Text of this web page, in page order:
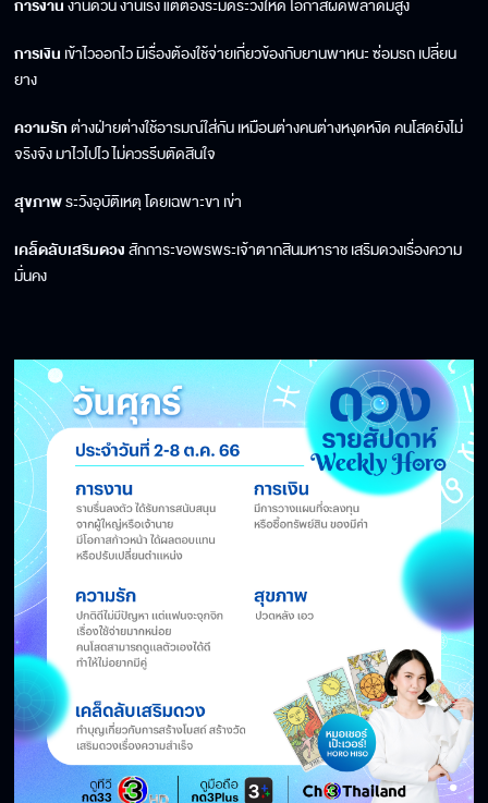
การงานงานด่วน งานเร่ง แต่ต้องระมัดระวังให้ดี โอกาสผิดพลาดมีสูง
การเงิน เข้าไวออกไว มีเรื่องต้องใช้จ่ายเกี่ยวข้องกับยานพาหนะ ซ่อมรถ เปลี่ยน
ยาง
ความรักต่างฝ่ายต่างใช้อารมณ์ใส่กัน เหมือนต่างคนต่างหงุดหงิด คนโสดยังไม่
จริงจัง มาไวไปไว ไม่ควรรีบตัดสินใจ
สุขภาพระวังอุบัติเหตุ โดยเฉพาะขา เข่า
เคล็ดลับเสริมดวงสักการะขอพรพระเจ้าตากสินมหาราช เสริมดวงเรื่องความ
มั่นคง